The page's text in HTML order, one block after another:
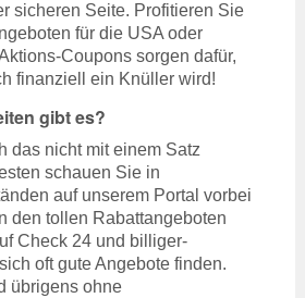
sicheren Seite. Profitieren Sie
für die USA oder
Coupons sorgen dafür,
finanziell ein Knüller wird!
gibt es?
das nicht mit einem Satz
schauen Sie in
auf unserem Portal vorbei
den tollen Rabattangeboten
Check 24 und billiger-
oft gute Angebote finden.
übrigens ohne